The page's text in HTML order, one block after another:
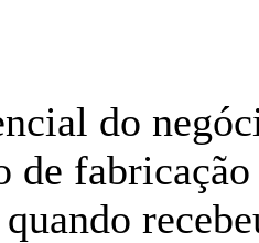
do
de